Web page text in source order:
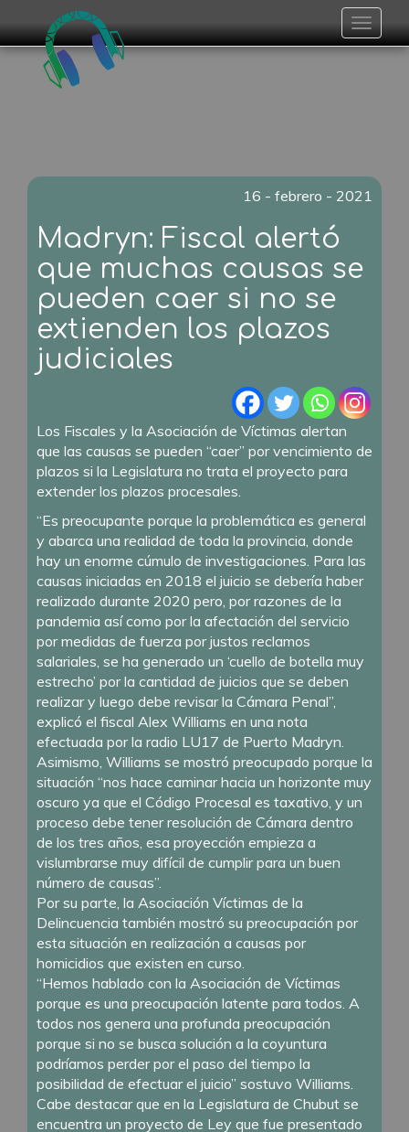
Toggle
16 - febrero - 2021
Madryn: Fiscal alertó
que muchas causas se
pueden caer si no se
extienden los plazos
judiciales
Los Fiscales y la Asociación de Víctimas alertan
que las causas se pueden “caer” por vencimiento de
plazos si la Legislatura no trata el proyecto para
extender los plazos procesales.
“Es preocupante porque la problemática es general
y abarca una realidad de toda la provincia, donde
hay un enorme cúmulo de investigaciones. Para las
causas iniciadas en 2018 el juicio se debería haber
realizado durante 2020 pero, por razones de la
pandemia así como por la afectación del servicio
por medidas de fuerza por justos reclamos
salariales, se ha generado un ‘cuello de botella muy
estrecho’ por la cantidad de juicios que se deben
realizar y luego debe revisar la Cámara Penal”,
explicó el fiscal Alex Williams en una nota
efectuada por la radio LU17 de Puerto Madryn.
Asimismo, Williams se mostró preocupado porque la
situación “nos hace caminar hacia un horizonte muy
oscuro ya que el Código Procesal es taxativo, y un
proceso debe tener resolución de Cámara dentro
de los tres años, esa proyección empieza a
vislumbrarse muy difícil de cumplir para un buen
número de causas”.
Por su parte, la Asociación Víctimas de la
Delincuencia también mostró su preocupación por
esta situación en realización a causas por
homicidios que existen en curso.
“Hemos hablado con la Asociación de Víctimas
porque es una preocupación latente para todos. A
todos nos genera una profunda preocupación
porque si no se busca solución a la coyuntura
podríamos perder por el paso del tiempo la
posibilidad de efectuar el juicio” sostuvo Williams.
Cabe destacar que en la Legislatura de Chubut se
encuentra un proyecto de Ley que fue presentado